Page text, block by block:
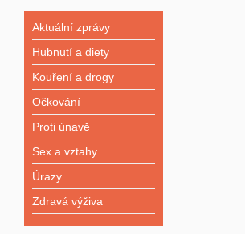
Aktuální zprávy
Hubnutí a diety
Kouření a drogy
Očkování
Proti únavě
Sex a vztahy
Úrazy
Zdravá výživa